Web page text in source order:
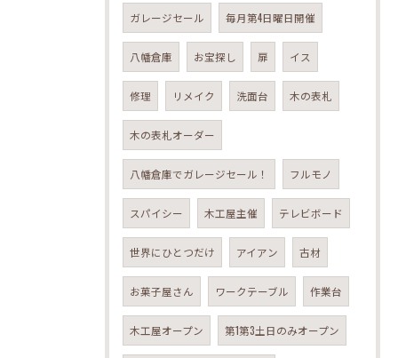
ガレージセール 毎月第4日曜日開催
八幡倉庫 お宝探し 扉 イス
修理 リメイク 洗面台 木の表札
木の表札オーダー
八幡倉庫でガレージセール！ フルモノ
スパイシー 木工屋主催 テレビボード
世界にひとつだけ アイアン 古材
お菓子屋さん ワークテーブル 作業台
木工屋オープン 第1第3土日のみオープン